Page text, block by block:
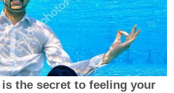
the secret to feeling your